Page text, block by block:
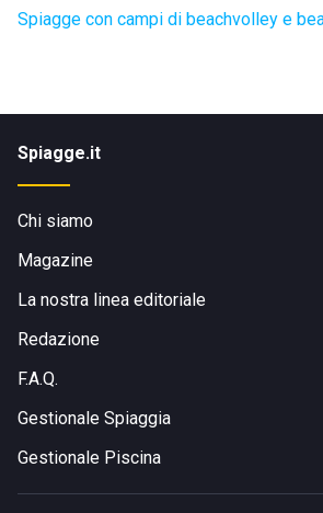
Spiagge con campi di beachvolley e
Spiagge.it
Chi siamo
Magazine
La nostra linea editoriale
Redazione
F.A.Q.
Gestionale Spiaggia
Gestionale Piscina